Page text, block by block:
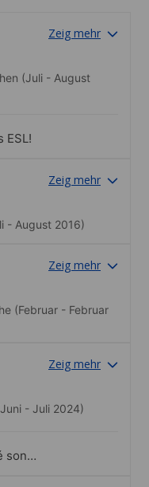
Zeig mehr
(Juli - August
ESL!
Zeig mehr
- August 2016)
Zeig mehr
(Februar - Februar
Zeig mehr
- Juli 2024)
son